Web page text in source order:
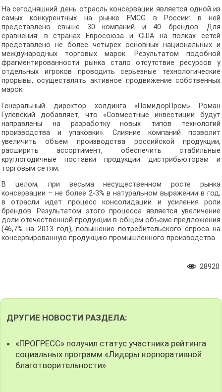
На сегодняшний день отрасль консервации является одной из
самых конкурентных на рынке FMCG в России: в ней
представлено свыше 30 компаний и 40 брендов. Для
сравнения: в странах Евросоюза и США на полках сетей
представлено не более четырех основных национальных и
международных торговых марок. Результатом подобной
фрагментированности рынка стало отсутствие ресурсов у
отдельных игроков проводить серьезные технологические
прорывы, осуществлять активное продвижение собственных
марок.
Генеральный директор холдинга «ПомидорПром» Роман
Гулевский добавляет, что «Совместные инвестиции будут
направлены на разработку новых типов технологий
производства и упаковки». Слияние компаний позволит
увеличить объем производства российской продукции,
расширить ассортимент, обеспечить стабильные
круглогодичные поставки продукции дистрибьюторам и
торговым сетям.
В целом, при весьма несущественном росте рынка
консервации – не более 2-3% в натуральном выражении в год,
в отрасли идет процесс консолидации и усиления роли
брендов. Результатом этого процесса является увеличение
доли отечественной продукции в общем объеме предложения
(46,7% на 2013 год), повышение потребительского спроса на
консервированную продукцию промышленного производства.
28920
ДРУГИЕ НОВОСТИ РАЗДЕЛА:
«ПРОГРЕСС» получил статус участника рейтинга
социальных программ «Лидеры корпоративной
благотворительности»